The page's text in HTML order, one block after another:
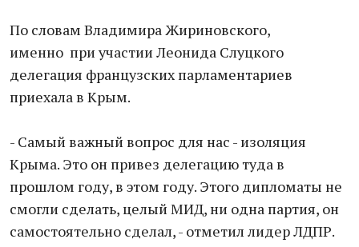
По словам Владимира Жириновского,
именно при участии Леонида Слуцкого
делегация французских парламентариев
приехала в Крым.
- Самый важный вопрос для нас - изоляция
Крыма. Это он привез делегацию туда в
прошлом году, в этом году. Этого дипломаты не
смогли сделать, целый МИД, ни одна партия, он
самостоятельно сделал, - отметил лидер ЛДПР.